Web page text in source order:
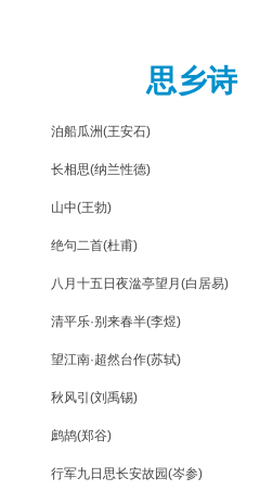
思乡诗
泊船瓜洲(王安石)
长相思(纳兰性德)
山中(王勃)
绝句二首(杜甫)
八月十五日夜湓亭望月(白居易)
清平乐·别来春半(李煜)
望江南·超然台作(苏轼)
秋风引(刘禹锡)
鹧鸪(郑谷)
行军九日思长安故园(岑参)